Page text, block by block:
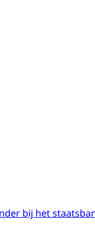
bij het